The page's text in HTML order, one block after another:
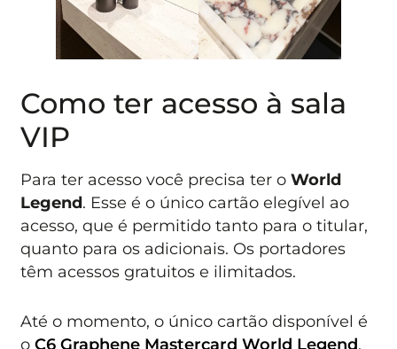
Como ter acesso à sala
VIP
Para ter acesso você precisa ter oWorld
Legend. Esse é o único cartão elegível ao
acesso, que é permitido tanto para o titular,
quanto para os adicionais. Os portadores
têm acessos gratuitos e ilimitados.
Até o momento, o único cartão disponível é
oC6 Graphene Mastercard World Legend,